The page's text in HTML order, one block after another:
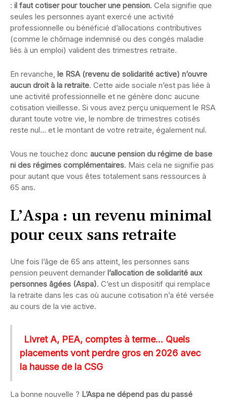
: il faut cotiser pour toucher une pension. Cela signifie que
seules les personnes ayant exercé une activité
professionnelle ou bénéficié d’allocations contributives
(comme le chômage indemnisé ou des congés maladie
liés à un emploi) valident des trimestres retraite.
En revanche, le RSA (revenu de solidarité active) n’ouvre
aucun droit à la retraite. Cette aide sociale n’est pas liée à
une activité professionnelle et ne génère donc aucune
cotisation vieillesse. Si vous avez perçu uniquement le RSA
durant toute votre vie, le nombre de trimestres cotisés
reste nul… et le montant de votre retraite, également nul.
Vous ne touchez donc aucune pension du régime de base
ni des régimes complémentaires. Mais cela ne signifie pas
pour autant que vous êtes totalement sans ressources à
65 ans.
L’Aspa : un revenu minimal
pour ceux sans retraite
Une fois l’âge de 65 ans atteint, les personnes sans
pension peuvent demander l’allocation de solidarité aux
personnes âgées (Aspa). C’est un dispositif qui remplace
la retraite dans les cas où aucune cotisation n’a été versée
au cours de la vie active.
Livret A, PEA, comptes à terme... Quels
placements vont perdre gros en 2026 avec
la hausse de la CSG
La bonne nouvelle ? L’Aspa ne dépend pas du passé